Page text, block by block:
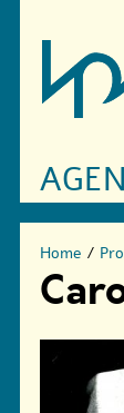
Home /